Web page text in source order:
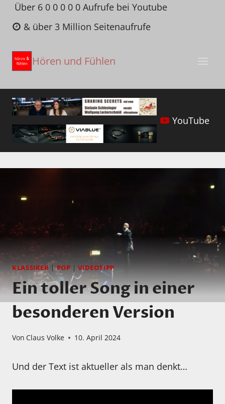
Zum
Inhalt
springen
Über 6 0 0 0 0 0 Aufrufe bei Youtube
& über 3 Million Seitenaufrufe
Hören und Fühlen
YouTube
KLASSIKER |POP |VIDEOTIPP
Ein toller Song in einer
besonderen Version
Von Claus Volke 10. April 2024
Und der Text ist aktueller als man denkt…